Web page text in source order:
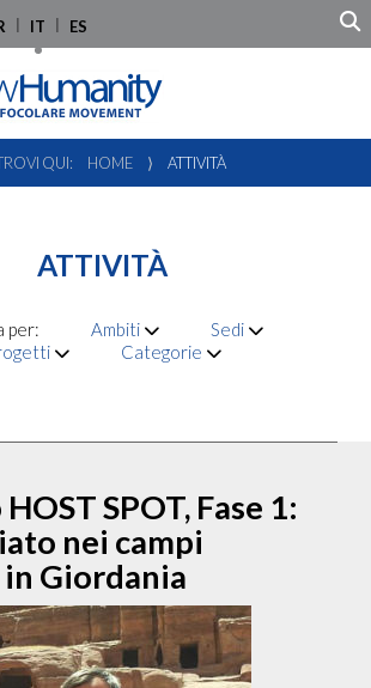
IT ES
QUI: HOME ⟩ ATTIVITÀ
ATTIVITÀ
per: Ambiti
Sedi
Categorie
SPOT, Fase 1:
nei campi
Giordania